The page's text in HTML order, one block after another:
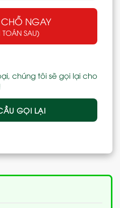
NGAY
TOÁN SAU)
chúng tôi sẽ gọi lại cho
GỌI LẠI